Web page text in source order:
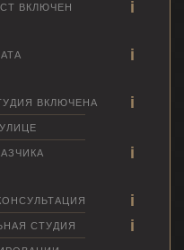
ВКЛЮЧЕН
ВКЛЮЧЕНА
СТУДИЯ